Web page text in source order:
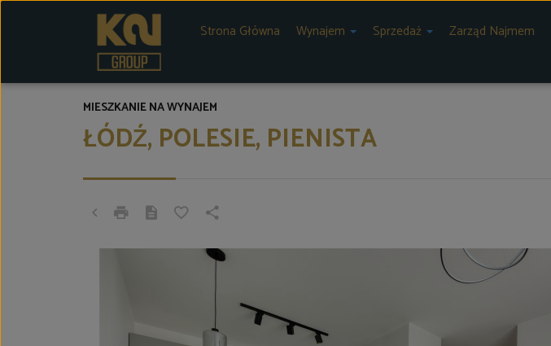
Strona Główna Wynajem Sprzedaż Zarząd Najmem
ŁÓDŹ, POLESIE, PIENISTA
MIESZKANIE NA WYNAJEM